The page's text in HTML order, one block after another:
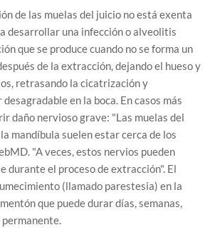
de las muelas del juicio no está exenta
desarrollar una infección o alveolitis
que se produce cuando no se forma un
de la extracción, dejando el hueso y
retrasando la cicatrización y
en la boca. En casos más
daño nervioso grave: "Las muelas del
mandíbula suelen estar cerca de los
"A veces, estos nervios pueden
durante el proceso de extracción". El
(llamado parestesia) en la
que puede durar días, semanas,
permanente.